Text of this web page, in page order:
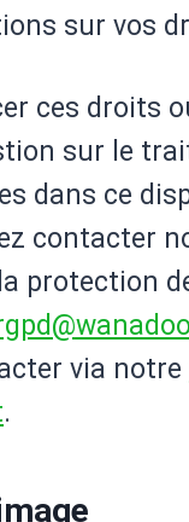
sur vos
ces droits
sur le
dans ce
contacter
protection
via notre
.